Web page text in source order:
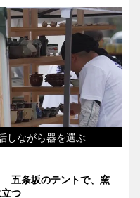
しながら器を選ぶ
五条坂のテントで、窯
つ